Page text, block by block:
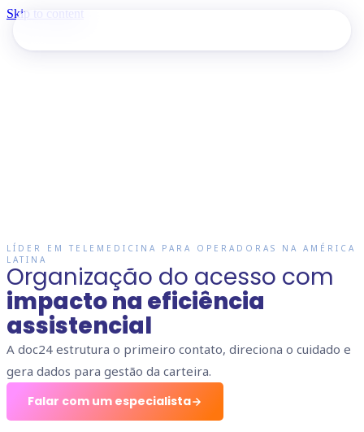
Skip to content
LÍDER EM TELEMEDICINA PARA OPERADORAS NA AMÉRICA
LATINA
Organização do acesso com
impacto na eficiência
assistencial
A doc24 estrutura o primeiro contato, direciona o cuidado e
gera dados para gestão da carteira.
Falar com um especialista